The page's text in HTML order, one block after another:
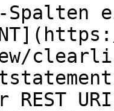
Spalten
REST